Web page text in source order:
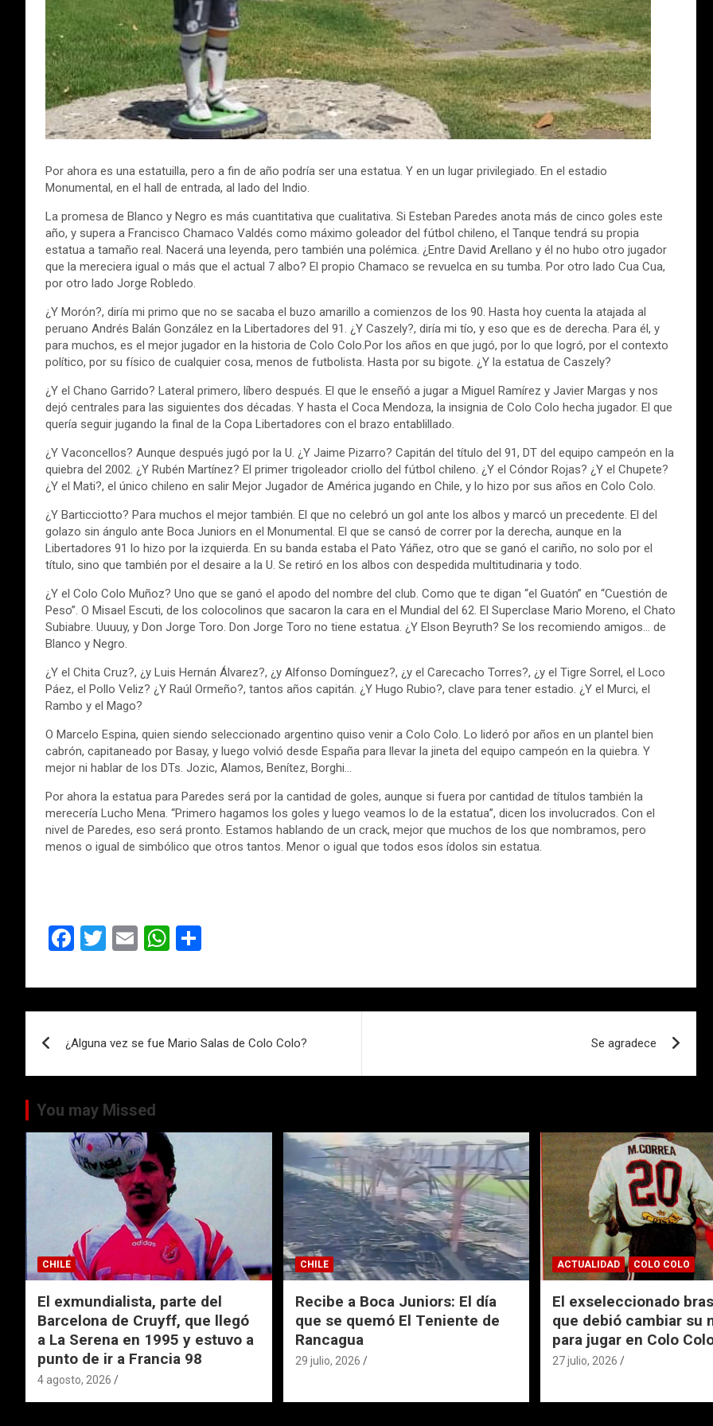
Por ahora es una estatuilla, pero a fin de año podría ser una estatua. Y en un lugar privilegiado. En el estadio
Monumental, en el hall de entrada, al lado del Indio.
La promesa de Blanco y Negro es más cuantitativa que cualitativa. Si Esteban Paredes anota más de cinco goles este
año, y supera a Francisco Chamaco Valdés como máximo goleador del fútbol chileno, el Tanque tendrá su propia
estatua a tamaño real. Nacerá una leyenda, pero también una polémica. ¿Entre David Arellano y él no hubo otro jugador
que la mereciera igual o más que el actual 7 albo? El propio Chamaco se revuelca en su tumba. Por otro lado Cua Cua,
por otro lado Jorge Robledo.
¿Y Morón?, diría mi primo que no se sacaba el buzo amarillo a comienzos de los 90. Hasta hoy cuenta la atajada al
peruano Andrés Balán González en la Libertadores del 91. ¿Y Caszely?, diría mi tío, y eso que es de derecha. Para él, y
para muchos, es el mejor jugador en la historia de Colo Colo.Por los años en que jugó, por lo que logró, por el contexto
político, por su físico de cualquier cosa, menos de futbolista. Hasta por su bigote. ¿Y la estatua de Caszely?
¿Y el Chano Garrido? Lateral primero, líbero después. El que le enseñó a jugar a Miguel Ramírez y Javier Margas y nos
dejó centrales para las siguientes dos décadas. Y hasta el Coca Mendoza, la insignia de Colo Colo hecha jugador. El que
quería seguir jugando la final de la Copa Libertadores con el brazo entablillado.
¿Y Vaconcellos? Aunque después jugó por la U. ¿Y Jaime Pizarro? Capitán del título del 91, DT del equipo campeón en la
quiebra del 2002. ¿Y Rubén Martínez? El primer trigoleador criollo del fútbol chileno. ¿Y el Cóndor Rojas? ¿Y el Chupete?
¿Y el Mati?, el único chileno en salir Mejor Jugador de América jugando en Chile, y lo hizo por sus años en Colo Colo.
¿Y Barticciotto? Para muchos el mejor también. El que no celebró un gol ante los albos y marcó un precedente. El del
golazo sin ángulo ante Boca Juniors en el Monumental. El que se cansó de correr por la derecha, aunque en la
Libertadores 91 lo hizo por la izquierda. En su banda estaba el Pato Yáñez, otro que se ganó el cariño, no solo por el
título, sino que también por el desaire a la U. Se retiró en los albos con despedida multitudinaria y todo.
¿Y el Colo Colo Muñoz? Uno que se ganó el apodo del nombre del club. Como que te digan “el Guatón” en “Cuestión de
Peso”. O Misael Escuti, de los colocolinos que sacaron la cara en el Mundial del 62. El Superclase Mario Moreno, el Chato
Subiabre. Uuuuy, y Don Jorge Toro. Don Jorge Toro no tiene estatua. ¿Y Elson Beyruth? Se los recomiendo amigos… de
Blanco y Negro.
¿Y el Chita Cruz?, ¿y Luis Hernán Álvarez?, ¿y Alfonso Domínguez?, ¿y el Carecacho Torres?, ¿y el Tigre Sorrel, el Loco
Páez, el Pollo Veliz? ¿Y Raúl Ormeño?, tantos años capitán. ¿Y Hugo Rubio?, clave para tener estadio. ¿Y el Murci, el
Rambo y el Mago?
O Marcelo Espina, quien siendo seleccionado argentino quiso venir a Colo Colo. Lo lideró por años en un plantel bien
cabrón, capitaneado por Basay, y luego volvió desde España para llevar la jineta del equipo campeón en la quiebra. Y
mejor ni hablar de los DTs. Jozic, Alamos, Benítez, Borghi…
Por ahora la estatua para Paredes será por la cantidad de goles, aunque si fuera por cantidad de títulos también la
merecería Lucho Mena. “Primero hagamos los goles y luego veamos lo de la estatua”, dicen los involucrados. Con el
nivel de Paredes, eso será pronto. Estamos hablando de un crack, mejor que muchos de los que nombramos, pero
menos o igual de simbólico que otros tantos. Menor o igual que todos esos ídolos sin estatua.
F
ce
b
o
T
tt
er
E
ail
W
at
s
A
m
p
ar
de
entradas
¿Alguna vez se fue Mario Salas de Colo Colo? Se agradece
You may Missed
CHILE
El exmundialista, parte del
Barcelona de Cruyff, que llegó
a La Serena en 1995 y estuvo a
punto de ir a Francia 98
4 agosto, 2026
CHILE
Recibe a Boca Juniors: El día
que se quemó El Teniente de
Rancagua
29 julio, 2026
ACTUALIDAD COLO COLO
El exseleccionado
que debió cambiar su
para jugar en Colo
27 julio, 2026